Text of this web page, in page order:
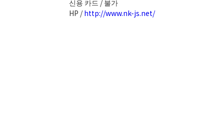
신용 카드 / 불가
HP /http://www.nk-js.net/